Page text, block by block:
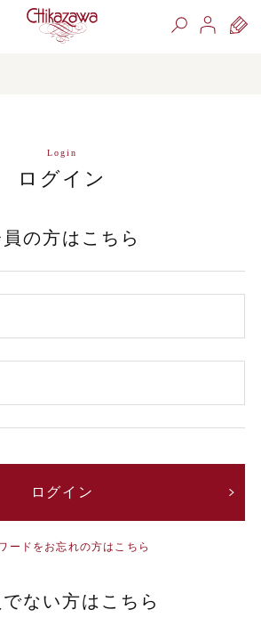
Login
ログイン
の方はこちら
ードをお忘れの方はこちら
ない方はこちら